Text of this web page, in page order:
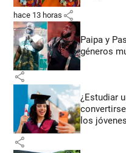
hace 13 horas share
Paipa y
géneros
share
¿Estudiar
los
share